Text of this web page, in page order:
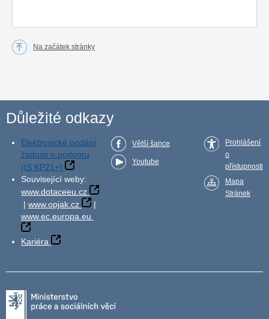
Na začátek stránky
Důležité odkazy
Elektronické podání
žádosti o podporu
(IS KP21+)
Související weby:
www.dotaceeu.cz
| www.opjak.cz
|
www.ec.europa.eu
Kariéra
Větší šance
Youtube
Prohlášení
o
přístupnosti
Mapa
Stránek